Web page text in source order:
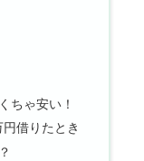
ちゃ安い！
借りたとき